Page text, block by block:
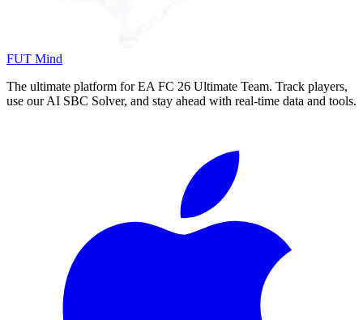
FUT Mind
The ultimate platform for EA FC 26 Ultimate Team. Track players,
use our AI SBC Solver, and stay ahead with real-time data and tools.